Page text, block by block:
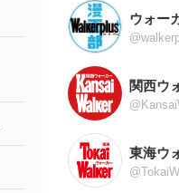
ウォー
関西ウ
東海ウ